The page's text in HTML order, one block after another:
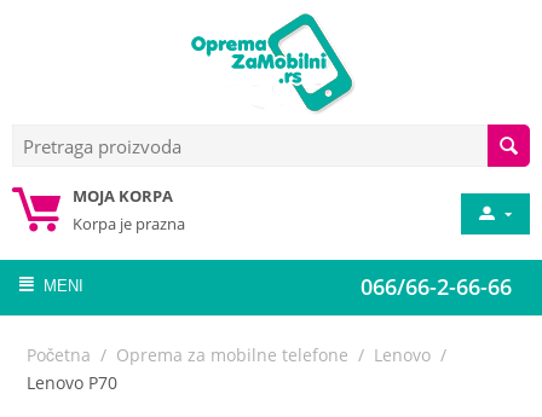
MOJA KORPA
Korpa je prazna
066/66-2-66-66
MENI
Početna / Oprema za mobilne telefone / Lenovo /
Lenovo P70